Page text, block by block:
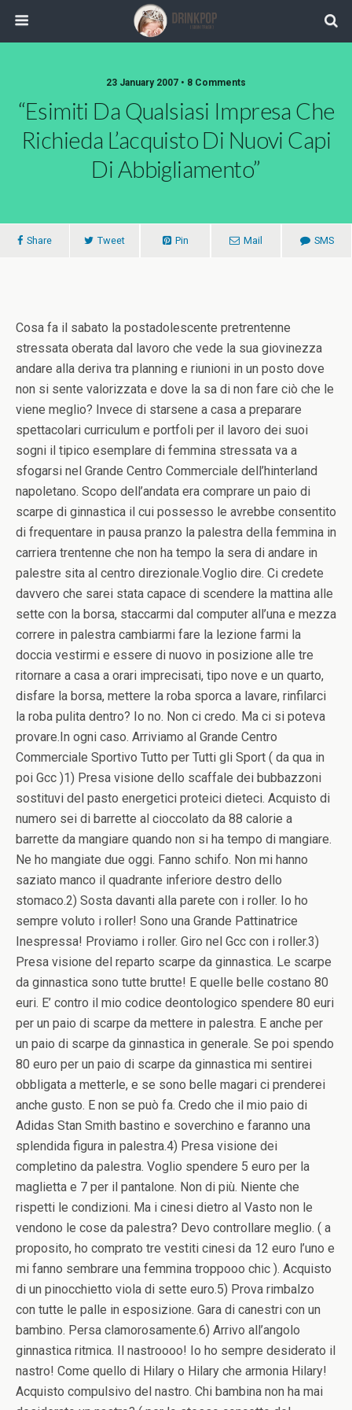
23 January 2007 • 8 Comments
“Esimiti Da Qualsiasi Impresa Che
Richieda L’acquisto Di Nuovi Capi
Di Abbigliamento”
Share Tweet Pin Mail SMS
Cosa fa il sabato la postadolescente pretrentenne
stressata oberata dal lavoro che vede la sua giovinezza
andare alla deriva tra planning e riunioni in un posto dove
non si sente valorizzata e dove la sa di non fare ciò che le
viene meglio? Invece di starsene a casa a preparare
spettacolari curriculum e portfoli per il lavoro dei suoi
sogni il tipico esemplare di femmina stressata va a
sfogarsi nel Grande Centro Commerciale dell’hinterland
napoletano. Scopo dell’andata era comprare un paio di
scarpe di ginnastica il cui possesso le avrebbe consentito
di frequentare in pausa pranzo la palestra della femmina in
carriera trentenne che non ha tempo la sera di andare in
palestre sita al centro direzionale.Voglio dire. Ci credete
davvero che sarei stata capace di scendere la mattina alle
sette con la borsa, staccarmi dal computer all’una e mezza
correre in palestra cambiarmi fare la lezione farmi la
doccia vestirmi e essere di nuovo in posizione alle tre
ritornare a casa a orari imprecisati, tipo nove e un quarto,
disfare la borsa, mettere la roba sporca a lavare, rinfilarci
la roba pulita dentro? Io no. Non ci credo. Ma ci si poteva
provare.In ogni caso. Arriviamo al Grande Centro
Commerciale Sportivo Tutto per Tutti gli Sport ( da qua in
poi Gcc )1) Presa visione dello scaffale dei bubbazzoni
sostituvi del pasto energetici proteici dieteci. Acquisto di
numero sei di barrette al cioccolato da 88 calorie a
barrette da mangiare quando non si ha tempo di mangiare.
Ne ho mangiate due oggi. Fanno schifo. Non mi hanno
saziato manco il quadrante inferiore destro dello
stomaco.2) Sosta davanti alla parete con i roller. Io ho
sempre voluto i roller! Sono una Grande Pattinatrice
Inespressa! Proviamo i roller. Giro nel Gcc con i roller.3)
Presa visione del reparto scarpe da ginnastica. Le scarpe
da ginnastica sono tutte brutte! E quelle belle costano 80
euri. E’ contro il mio codice deontologico spendere 80 euri
per un paio di scarpe da mettere in palestra. E anche per
un paio di scarpe da ginnastica in generale. Se poi spendo
80 euro per un paio di scarpe da ginnastica mi sentirei
obbligata a metterle, e se sono belle magari ci prenderei
anche gusto. E non se può fa. Credo che il mio paio di
Adidas Stan Smith bastino e soverchino e faranno una
splendida figura in palestra.4) Presa visione dei
completino da palestra. Voglio spendere 5 euro per la
maglietta e 7 per il pantalone. Non di più. Niente che
rispetti le condizioni. Ma i cinesi dietro al Vasto non le
vendono le cose da palestra? Devo controllare meglio. ( a
proposito, ho comprato tre vestiti cinesi da 12 euro l’uno e
mi fanno sembrare una femmina troppooo chic ). Acquisto
di un pinocchietto viola di sette euro.5) Prova rimbalzo
con tutte le palle in esposizione. Gara di canestri con un
bambino. Persa clamorosamente.6) Arrivo all’angolo
ginnastica ritmica. Il nastroooo! Io ho sempre desiderato il
nastro! Come quello di Hilary o Hilary che armonia Hilary!
Acquisto compulsivo del nastro. Chi bambina non ha mai